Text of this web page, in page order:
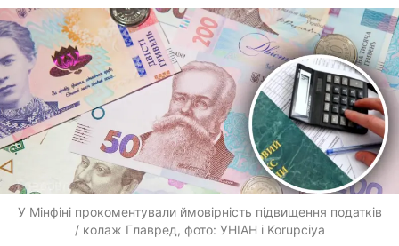
У Мінфіні прокоментували ймовірність підвищення податків
/ колаж Главред, фото: УНІАН і Korupciya